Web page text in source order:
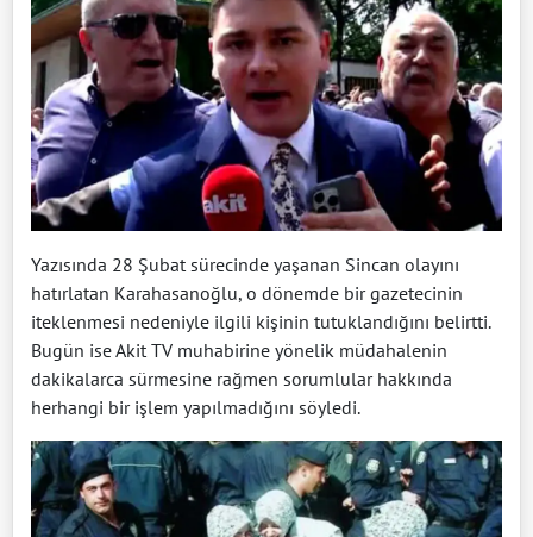
Yazısında 28 Şubat sürecinde yaşanan Sincan olayını
hatırlatan Karahasanoğlu, o dönemde bir gazetecinin
iteklenmesi nedeniyle ilgili kişinin tutuklandığını belirtti.
Bugün ise Akit TV muhabirine yönelik müdahalenin
dakikalarca sürmesine rağmen sorumlular hakkında
herhangi bir işlem yapılmadığını söyledi.